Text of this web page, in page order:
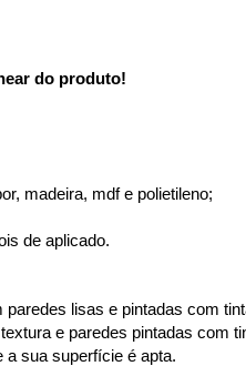
do produto!
madeira, mdf e polietileno;
de aplicado.
lisas e pintadas com
e paredes pintadas com
a sua superfície é apta.